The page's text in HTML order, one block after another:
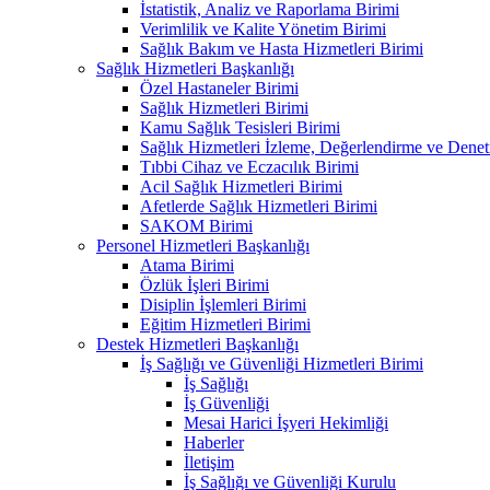
İstatistik, Analiz ve Raporlama Birimi
Verimlilik ve Kalite Yönetim Birimi
Sağlık Bakım ve Hasta Hizmetleri Birimi
Sağlık Hizmetleri Başkanlığı
Özel Hastaneler Birimi
Sağlık Hizmetleri Birimi
Kamu Sağlık Tesisleri Birimi
Sağlık Hizmetleri İzleme, Değerlendirme ve
Tıbbi Cihaz ve Eczacılık Birimi
Acil Sağlık Hizmetleri Birimi
Afetlerde Sağlık Hizmetleri Birimi
SAKOM Birimi
Personel Hizmetleri Başkanlığı
Atama Birimi
Özlük İşleri Birimi
Disiplin İşlemleri Birimi
Eğitim Hizmetleri Birimi
Destek Hizmetleri Başkanlığı
İş Sağlığı ve Güvenliği Hizmetleri Birimi
İş Sağlığı
İş Güvenliği
Mesai Harici İşyeri Hekimliği
Haberler
İletişim
İş Sağlığı ve Güvenliği Kurulu